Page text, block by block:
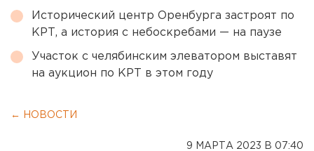
Исторический центр Оренбурга застроят по
КРТ, а история с небоскребами — на паузе
Участок с челябинским элеватором выставят
на аукцион по КРТ в этом году
← НОВОСТИ
9 МАРТА 2023 В 07:40